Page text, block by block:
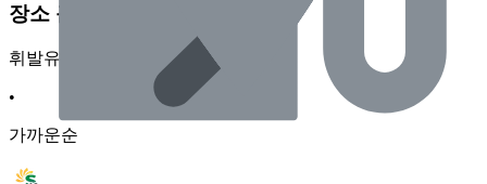
장소 근처 주유소
휘발유
•
가까운순